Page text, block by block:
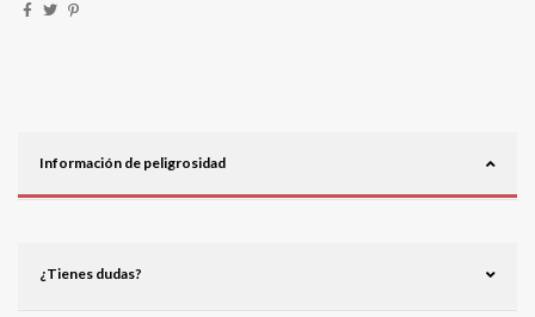
Información de peligrosidad
¿Tienes dudas?